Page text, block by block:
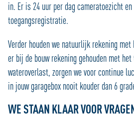
in. Er is 24 uur per dag cameratoezicht
toegangsregistratie.
Verder houden we natuurlijk rekening met
er bij de bouw rekening gehouden met het
wateroverlast, zorgen we voor continue
in jouw garagebox nooit kouder dan 6
WE STAAN KLAAR VOOR